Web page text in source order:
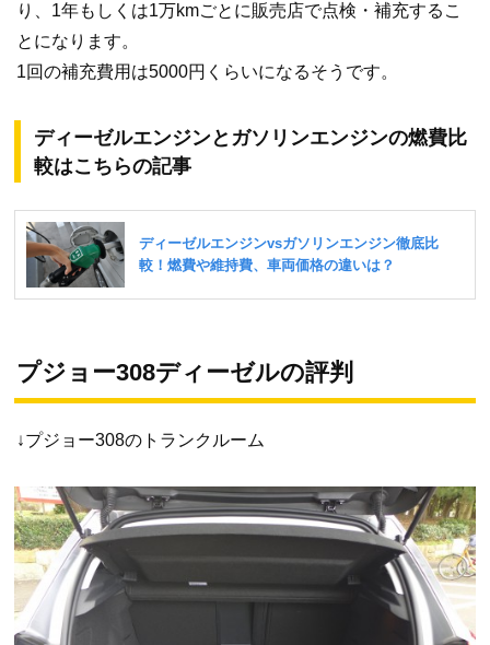
り、1年もしくは1万kmごとに販売店で点検・補充するこ
とになります。
1回の補充費用は5000円くらいになるそうです。
ディーゼルエンジンとガソリンエンジンの燃費比
較はこちらの記事
プジョー308ディーゼルの評判
↓プジョー308のトランクルーム